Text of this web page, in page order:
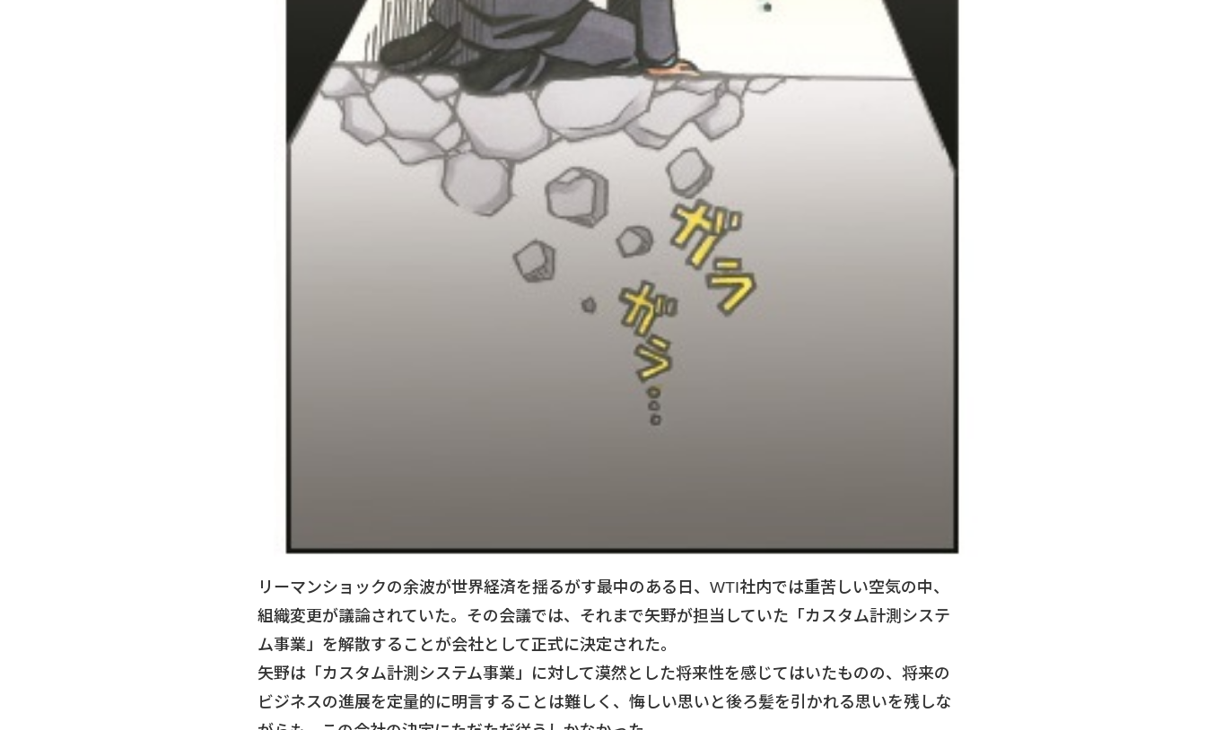
リーマンショックの余波が世界経済を揺るがす最中のある日、WTI社内では重苦しい空気の中、
組織変更が議論されていた。その会議では、それまで矢野が担当していた「カスタム計測システ
ム事業」を解散することが会社として正式に決定された。
矢野は「カスタム計測システム事業」に対して漠然とした将来性を感じてはいたものの、将来の
ビジネスの進展を定量的に明言することは難しく、悔しい思いと後ろ髪を引かれる思いを残しな